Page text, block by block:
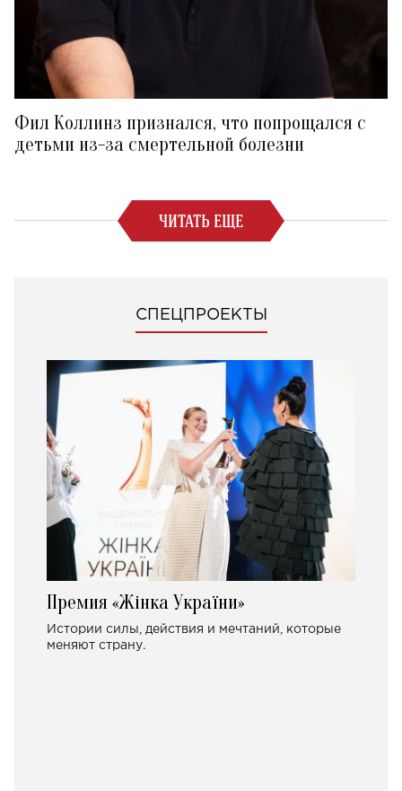
Фил Коллинз признался, что попрощался с
детьми из-за смертельной болезни
ЧИТАТЬ ЕЩЕ
СПЕЦПРОЕКТЫ
Премия «Жінка України»
Истории силы, действия и мечтаний, которые
меняют страну.